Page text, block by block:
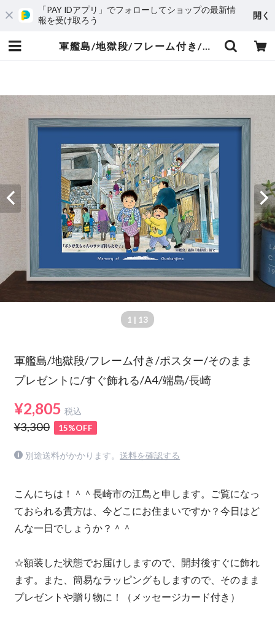
「PAY IDアプリ」でフォローしてショップの最新情
報を受け取ろう
開く
軍艦島/地獄段/フレーム付き/ポスター/そのままプレゼントに/すぐ飾れる/A4/端島/長崎 | 長崎の対州馬 ひん太 商店/アトリエはやぶさ
1 | 13
軍艦島/地獄段/フレーム付き/ポスター/そのまま
プレゼントに/すぐ飾れる/A4/端島/長崎
¥2,805 税込
¥3,300 15%OFF
別途送料がかかります。 送料を確認する
こんにちは！＾＾長崎市の江島と申します。ご覧になっ
ておられる貴方は、今どこにお住まいですか？今日はど
んな一日でしょうか？＾＾
☆額装した状態でお届けしますので、開封後すぐに飾れ
ます。また、簡易なラッピングもしますので、そのまま
プレゼントや贈り物に！（メッセージカード付き）